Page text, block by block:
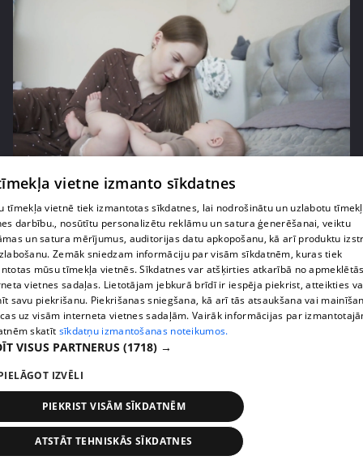
Kāpēc daudzas mammas pārtrauc zīdīšanu
pirmajos mēnešos?
14. epizode
pirms 3 mēnešiem
vietne izmanto sīkdatnes
tīmekļa vietnē tiek izmantotas sīkdatnes, lai nodrošinātu un uzlabotu
darbību., nosūtītu personalizētu reklāmu un satura ģenerēšanai, veiktu
un satura mērījumus, auditorijas datu apkopošanu, kā arī produktu
Zemāk sniedzam informāciju par visām sīkdatnēm, kuras tiek
mūsu tīmekļa vietnēs. Sīkdatnes var atšķirties atkarībā no
vietnes sadaļas. Lietotājam jebkurā brīdī ir iespēja piekrist, atteikties
savu piekrišanu. Piekrišanas sniegšana, kā arī tās atsaukšana vai
uz visām interneta vietnes sadaļām. Vairāk informācijas par
skatīt sīkdatņu izmantošanas noteikumos.
VISUS PARTNERUS (1718) →
IZVĒLI
PIEKRIST VISĀM SĪKDATNĒM
ATSTĀT TEHNISKĀS SĪKDATNES